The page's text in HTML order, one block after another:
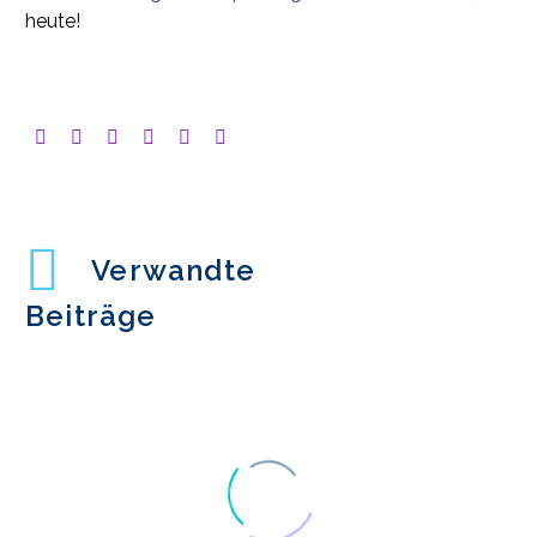
heute!
Verwandte
Beiträge